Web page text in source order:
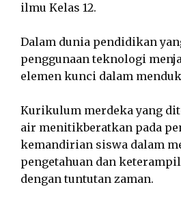
ilmu Kelas 12.
Dalam dunia pendidikan
penggunaan teknologi
elemen kunci dalam
Kurikulum merdeka yang
air menitikberatkan pada
kemandirian siswa dalam
pengetahuan dan
dengan tuntutan zaman.